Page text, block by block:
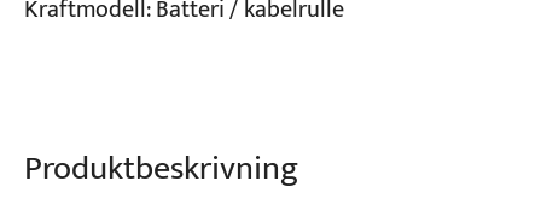
Kraftmodell: Batteri / kabelrulle
Produktbeskrivning